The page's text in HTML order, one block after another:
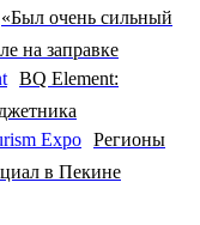
«Был очень сильный
на заправке
BQ Element:
Регионы
в Пекине